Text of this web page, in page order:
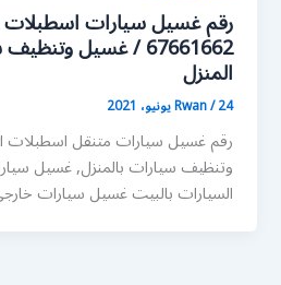
رقم غسيل سيارات اسطبلات
67661662 / غسيل
المنزل
Rwan/24 يونيو، 2021
رقم غسيل سيارات متنقل اسطبلات
وتنظيف سيارات بالمنزل, غسيل
السيارات بالبيت غسيل سيارات